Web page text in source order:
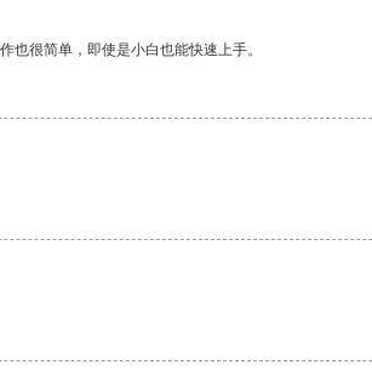
很简单，即使是小白也能快速上手。